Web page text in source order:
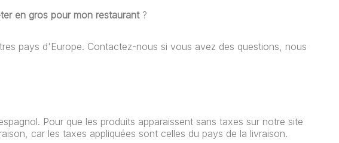
en gros pour mon restaurant?
pays d'Europe. Contactez-nous si vous avez des questions, nous
Pour que les produits apparaissent sans taxes sur notre site
car les taxes appliquées sont celles du pays de la livraison.